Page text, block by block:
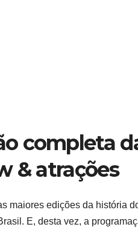
completa
& atrações
maiores edições da história
E, desta vez, a